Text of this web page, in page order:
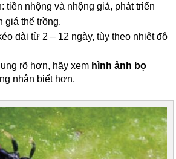
tiền nhộng và nhộng giả, phát triển
giá thể trồng.
dài từ 2 – 12 ngày, tùy theo nhiệt độ
rõ hơn, hãy xem hình ảnh bọ
nhận biết hơn.